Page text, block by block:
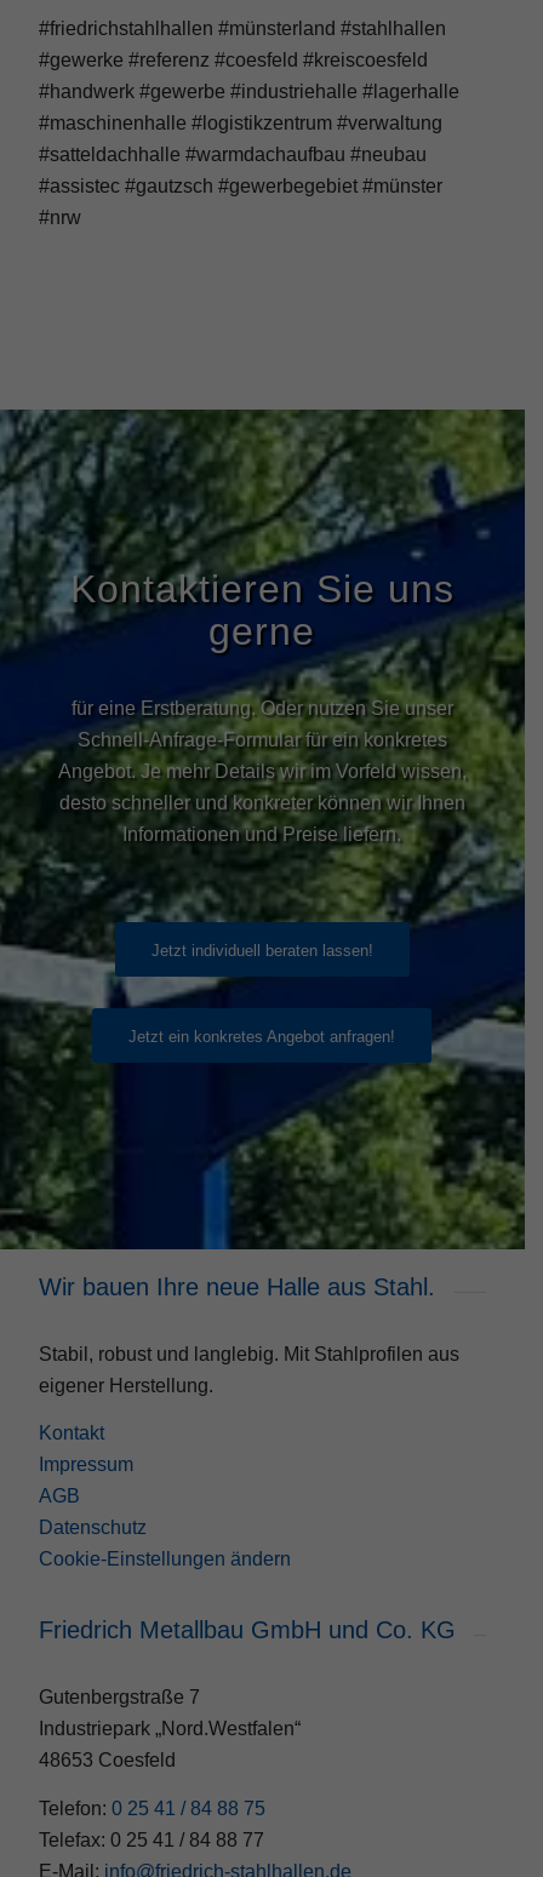
#friedrichstahlhallen #münsterland #stahlhallen
#gewerke #referenz #coesfeld #kreiscoesfeld
#handwerk #gewerbe #industriehalle #lagerhalle
#maschinenhalle #logistikzentrum #verwaltung
#satteldachhalle #warmdachaufbau #neubau
#assistec #gautzsch #gewerbegebiet #münster
#nrw
Kontaktieren Sie uns
gerne
für eine Erstberatung. Oder nutzen Sie unser
Schnell-Anfrage-Formular für ein konkretes
Angebot. Je mehr Details wir im Vorfeld wissen,
desto schneller und konkreter können wir Ihnen
Informationen und Preise liefern.
Jetzt individuell beraten lassen!
Jetzt ein konkretes Angebot anfragen!
Wir bauen Ihre neue Halle aus Stahl.
Stabil, robust und langlebig. Mit Stahlprofilen aus
eigener Herstellung.
Kontakt
Impressum
AGB
Datenschutz
Cookie-Einstellungen ändern
Friedrich Metallbau GmbH und Co. KG
Gutenbergstraße 7
Industriepark „Nord.Westfalen“
48653 Coesfeld
Telefon:0 25 41 / 84 88 75
Telefax: 0 25 41 / 84 88 77
E-Mail: info@friedrich-stahlhallen.de